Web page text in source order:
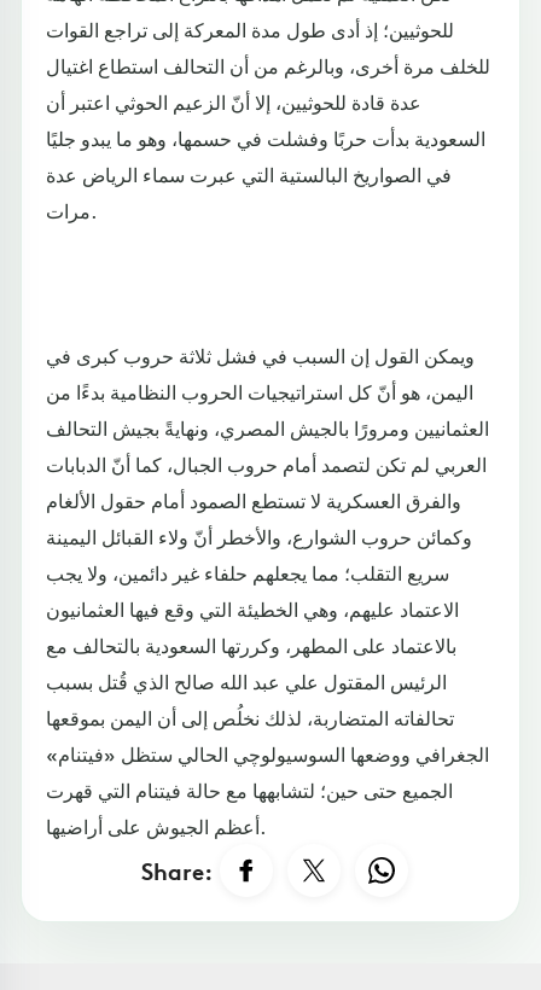
للحوثيين؛ إذ أدى طول مدة المعركة إلى تراجع القوات
للخلف مرة أخرى، وبالرغم من أن التحالف استطاع اغتيال
عدة قادة للحوثيين، إلا أنّ الزعيم الحوثي اعتبر أن
السعودية بدأت حربًا وفشلت في حسمها، وهو ما يبدو جليًا
في الصواريخ البالستية التي عبرت سماء الرياض عدة
مرات.
ويمكن القول إن السبب في فشل ثلاثة حروب كبرى في
اليمن، هو أنّ كل استراتيجيات الحروب النظامية بدءًا من
العثمانيين ومرورًا بالجيش المصري، ونهايةً بجيش التحالف
العربي لم تكن لتصمد أمام حروب الجبال، كما أنّ الدبابات
والفرق العسكرية لا تستطع الصمود أمام حقول الألغام
وكمائن حروب الشوارع، والأخطر أنّ ولاء القبائل اليمينة
سريع التقلب؛ مما يجعلهم حلفاء غير دائمين، ولا يجب
الاعتماد عليهم، وهي الخطيئة التي وقع فيها العثمانيون
بالاعتماد على المطهر، وكررتها السعودية بالتحالف مع
الرئيس المقتول علي عبد الله صالح الذي قُتل بسبب
تحالفاته المتضاربة، لذلك نخلُص إلى أن اليمن بموقعها
الجغرافي ووضعها السوسيولوچي الحالي ستظل «فيتنام»
الجميع حتى حين؛ لتشابهها مع حالة فيتنام التي قهرت
أعظم الجيوش على أراضيها.
Share: